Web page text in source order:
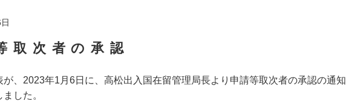
取次者の承認
が、2023年1月6日に、高松出入国在留管理局長より申請等取次者の承認の通知
した。